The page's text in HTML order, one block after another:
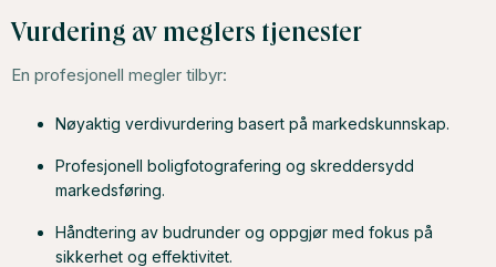
Vurdering av meglers tjenester
En profesjonell megler tilbyr:
Nøyaktig verdivurdering basert på markedskunnskap.
Profesjonell boligfotografering og skreddersydd
markedsføring.
Håndtering av budrunder og oppgjør med fokus på
sikkerhet og effektivitet.